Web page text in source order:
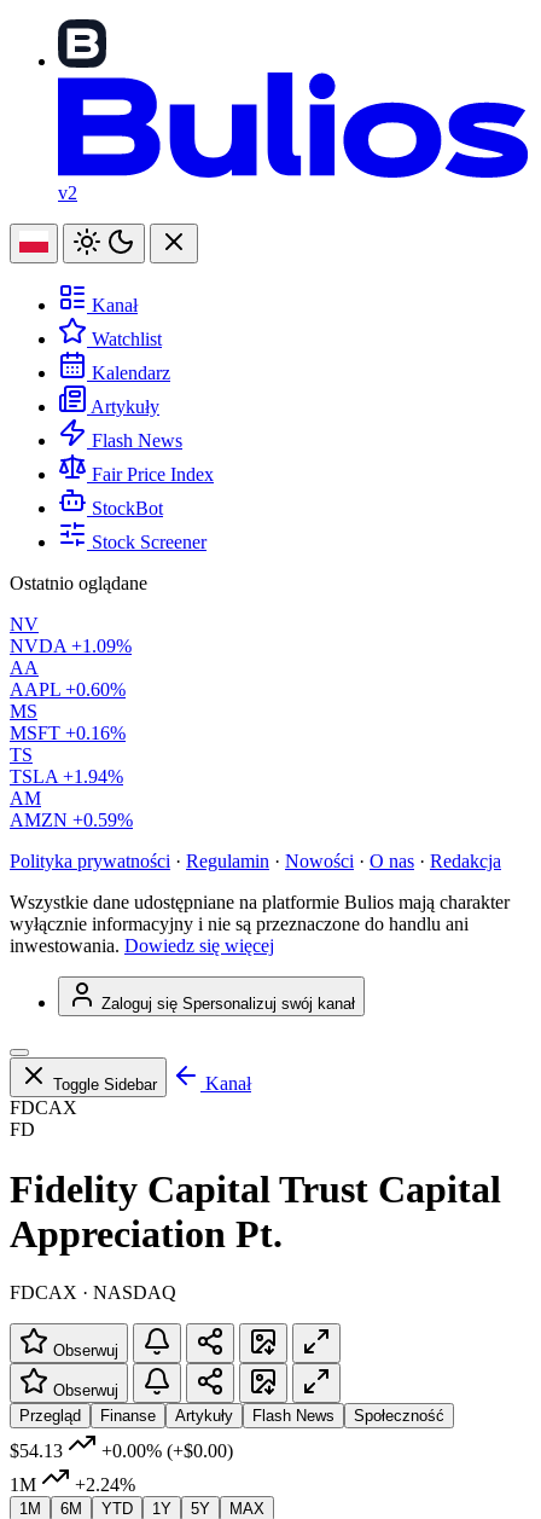
v2
Kanał
Watchlist
Kalendarz
Artykuły
Flash News
Fair Price Index
StockBot
Stock Screener
Ostatnio oglądane
NV
NVDA +1.09%
AA
AAPL +0.60%
MS
MSFT +0.16%
TS
TSLA +1.94%
AM
AMZN +0.59%
Polityka prywatności · Regulamin · Nowości · O nas · Redakcja
Wszystkie dane udostępniane na platformie Bulios mają charakter
wyłącznie informacyjny i nie są przeznaczone do handlu ani
inwestowania. Dowiedz się więcej
Zaloguj się Spersonalizuj swój kanał
Toggle Sidebar
Kanał
FDCAX
FD
Fidelity Capital Trust Capital
Appreciation Pt.
FDCAX · NASDAQ
Obserwuj
Obserwuj
Przegląd
Finanse Artykuły Flash News Społeczność
$54.13 +0.00% (+$0.00)
1M
+2.24%
1M 6M YTD 1Y 5Y MAX